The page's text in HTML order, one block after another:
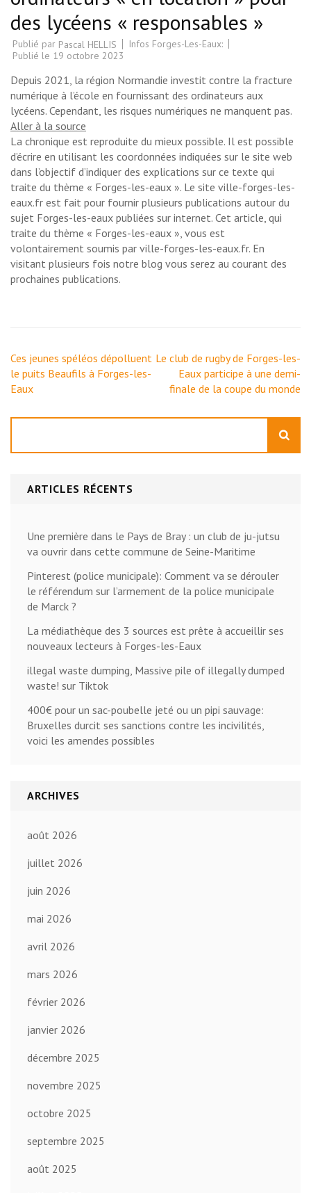
des lycéens « responsables »
Publié par Pascal HELLIS
Infos Forges-Les-Eaux:
Publié le 19 octobre 2023
Depuis 2021, la région Normandie investit contre la fracture
numérique à l’école en fournissant des ordinateurs aux
lycéens. Cependant, les risques numériques ne manquent pas.
Aller à la source
La chronique est reproduite du mieux possible. Il est possible
d’écrire en utilisant les coordonnées indiquées sur le site web
dans l’objectif d’indiquer des explications sur ce texte qui
traite du thème « Forges-les-eaux ». Le site ville-forges-les-
eaux.fr est fait pour fournir plusieurs publications autour du
sujet Forges-les-eaux publiées sur internet. Cet article, qui
traite du thème « Forges-les-eaux », vous est
volontairement soumis par ville-forges-les-eaux.fr. En
visitant plusieurs fois notre blog vous serez au courant des
prochaines publications.
Navigation
de
l’article
Ces jeunes spéléos dépolluent
le puits Beaufils à Forges-les-
Eaux
Le club de rugby de Forges-les-
Eaux participe à une demi-
finale de la coupe du monde
ARTICLES RÉCENTS
Une première dans le Pays de Bray : un club de ju-jutsu
va ouvrir dans cette commune de Seine-Maritime
Pinterest (police municipale): Comment va se dérouler
le référendum sur l’armement de la police municipale
de Marck ?
La médiathèque des 3 sources est prête à accueillir ses
nouveaux lecteurs à Forges-les-Eaux
illegal waste dumping, Massive pile of illegally dumped
waste! sur Tiktok
400€ pour un sac-poubelle jeté ou un pipi sauvage:
Bruxelles durcit ses sanctions contre les incivilités,
voici les amendes possibles
ARCHIVES
août 2026
juillet 2026
juin 2026
mai 2026
avril 2026
mars 2026
février 2026
janvier 2026
décembre 2025
novembre 2025
octobre 2025
septembre 2025
août 2025